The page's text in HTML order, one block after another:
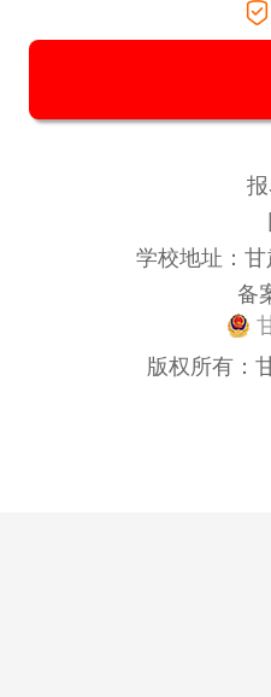
学校地址：
备
版权所有：